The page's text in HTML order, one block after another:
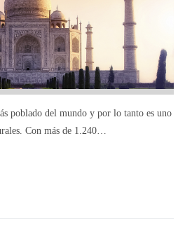
poblado del mundo y por lo tanto es uno
Con más de 1.240…